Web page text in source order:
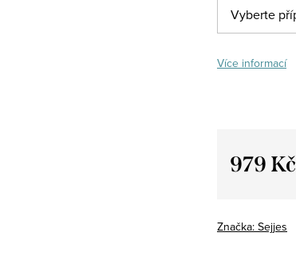
Více informací
979 Kč
Značka: Sejjes